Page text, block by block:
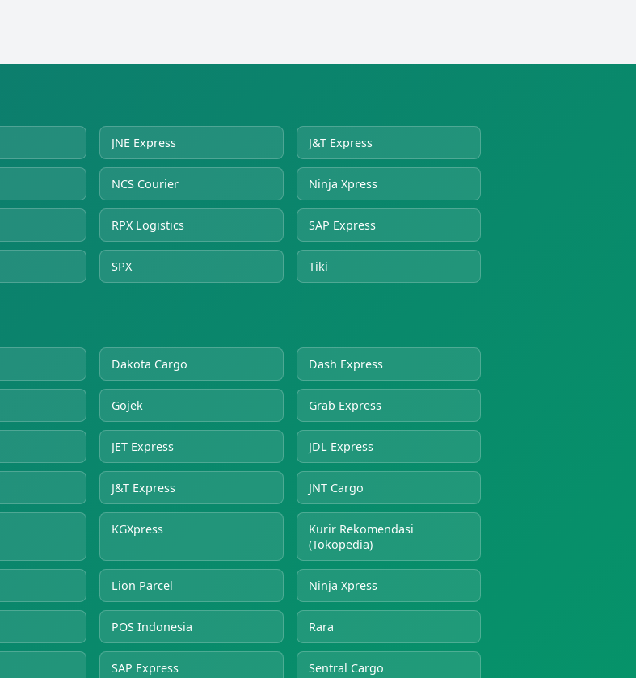
JNE Express J&T Express
NCS Courier Ninja Xpress
RPX Logistics SAP Express
SPX Tiki
Dakota Cargo Dash Express
Gojek Grab Express
JET Express JDL Express
J&T Express JNT Cargo
KGXpress
Kurir Rekomendasi
(Tokopedia)
Lion Parcel Ninja Xpress
POS Indonesia Rara
SAP Express Sentral Cargo